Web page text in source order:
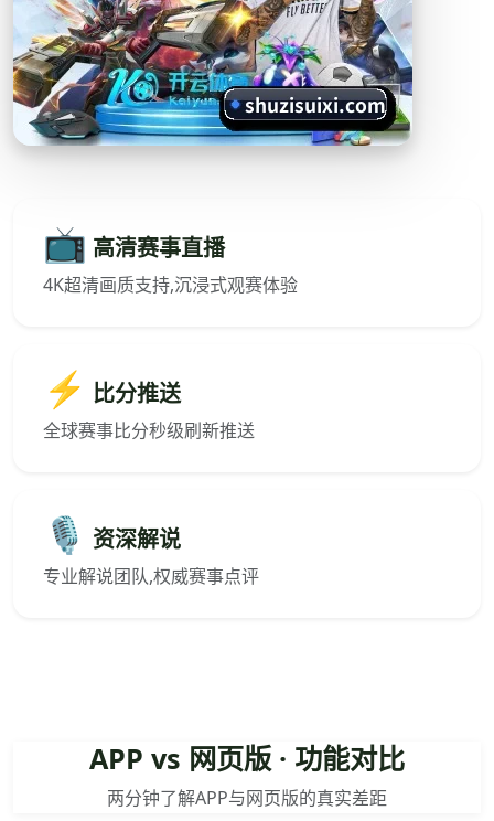
📺 高清赛事直播
4K超清画质支持,沉浸式观赛体验
⚡ 比分推送
全球赛事比分秒级刷新推送
🎙️ 资深解说
专业解说团队,权威赛事点评
APP vs 网页版 · 功能对比
两分钟了解APP与网页版的真实差距